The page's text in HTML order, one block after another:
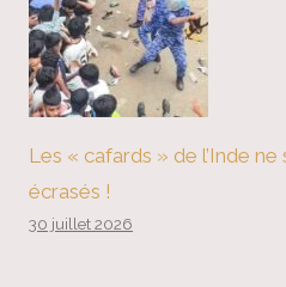
Les « cafards » de l’Inde
écrasés !
30 juillet 2026